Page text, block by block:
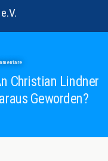
Christian Lindner
Geworden?